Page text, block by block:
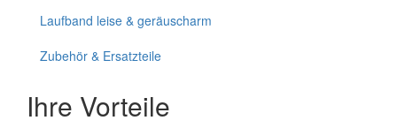
Laufband leise & geräuscharm
Zubehör & Ersatzteile
Ihre Vorteile